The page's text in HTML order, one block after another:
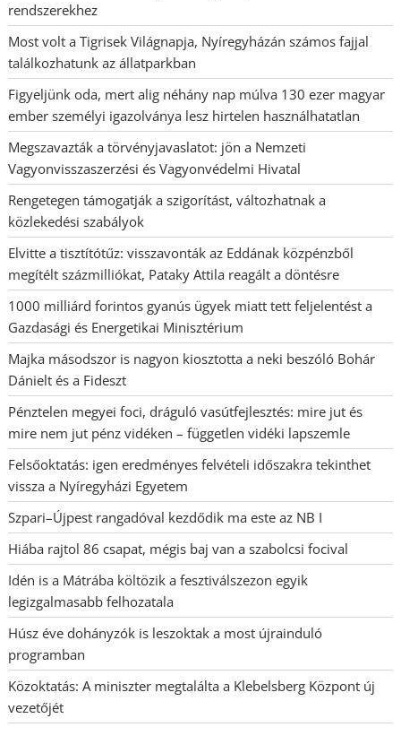
rendszerekhez
Most volt a Tigrisek Világnapja, Nyíregyházán számos fajjal
találkozhatunk az állatparkban
Figyeljünk oda, mert alig néhány nap múlva 130 ezer magyar
ember személyi igazolványa lesz hirtelen használhatatlan
Megszavazták a törvényjavaslatot: jön a Nemzeti
Vagyonvisszaszerzési és Vagyonvédelmi Hivatal
Rengetegen támogatják a szigorítást, változhatnak a
közlekedési szabályok
Elvitte a tisztítótűz: visszavonták az Eddának közpénzből
megítélt százmilliókat, Pataky Attila reagált a döntésre
1000 milliárd forintos gyanús ügyek miatt tett feljelentést a
Gazdasági és Energetikai Minisztérium
Majka másodszor is nagyon kiosztotta a neki beszóló Bohár
Dánielt és a Fideszt
Pénztelen megyei foci, dráguló vasútfejlesztés: mire jut és
mire nem jut pénz vidéken – független vidéki lapszemle
Felsőoktatás: igen eredményes felvételi időszakra tekinthet
vissza a Nyíregyházi Egyetem
Szpari–Újpest rangadóval kezdődik ma este az NB I
Hiába rajtol 86 csapat, mégis baj van a szabolcsi focival
Idén is a Mátrába költözik a fesztiválszezon egyik
legizgalmasabb felhozatala
Húsz éve dohányzók is leszoktak a most újrainduló
programban
Közoktatás: A miniszter megtalálta a Klebelsberg Központ új
vezetőjét